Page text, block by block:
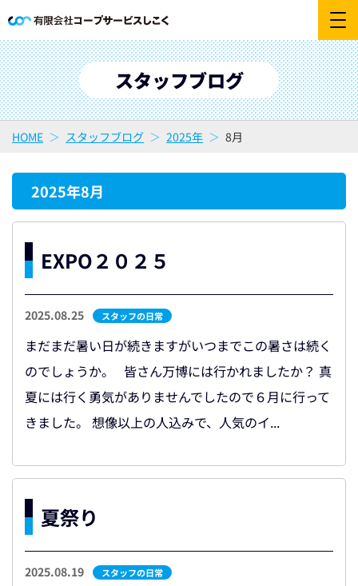
スタッフブログ
HOME スタッフブログ 2025年 8月
2025年8月
EXPO２０２５
2025.08.25 スタッフの日常
まだまだ暑い日が続きますがいつまでこの暑さは続く
のでしょうか。 皆さん万博には行かれましたか？ 真
夏には行く勇気がありませんでしたので６月に行って
きました。 想像以上の人込みで、人気のイ...
夏祭り
2025.08.19 スタッフの日常